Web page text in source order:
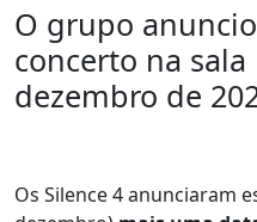
O grupo
concerto na
dezembro de
Os Silence 4 anunciaram